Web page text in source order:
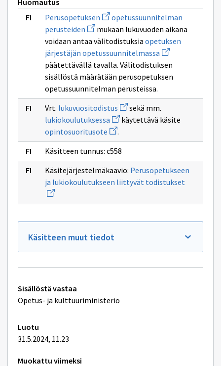
todistus
Huomautus
Perusopetuksen Avaa
uuden
ikkunan
sivulle
Perusopetuksen
opetussuunnitelman
perusteiden Avaa
uuden
ikkunan
sivulle
opetussuunnitelman
perusteiden
mukaan lukuvuoden aikana
voidaan antaa välitodistuksia opetuksen
järjestäjän opetussuunnitelmassa Avaa
uuden
ikkunan
sivulle
opetuksen
päätettävällä tavalla. Välitodistuksen
sisällöstä määrätään perusopetuksen
opetussuunnitelman perusteissa.
Vrt. lukuvuositodistus Avaa
uuden
ikkunan
lukuvuositodistus
sekä mm.
lukiokoulutuksessa Avaa
uuden
ikkunan
sivulle
lukiokoulutuksessa
käytettävä käsite
opintosuoritusote Avaa
uuden
ikkunan
sivulle
opintosuoritusote
.
Käsitteen tunnus: c558
Käsitejärjestelmäkaavio: Perusopetukseen
ja lukiokoulutukseen liittyvät todistukset
uuden
sivulle
ja
liittyvät
Käsitteen muut tiedot
Tekniset
lisätiedot
Sisällöstä vastaa
Opetus- ja kulttuuriministeriö
Luotu
31.5.2024, 11.23
Muokattu viimeksi